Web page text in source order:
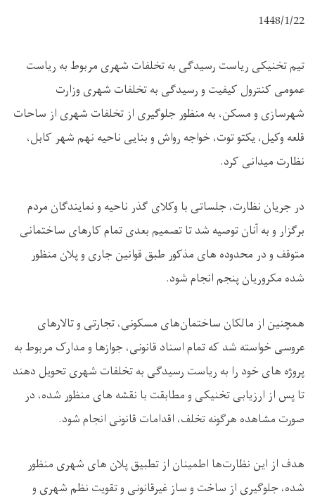
1448/1/22
تیم تخنیکی ریاست رسیدگی به تخلفات شهری مربوط به ریاست
عمومی کنترول کیفیت و رسیدگی به تخلفات شهری وزارت
شهرسازی و مسکن، به منظور جلوگیری از تخلفات شهری از ساحات
قلعه وکیل، یکتو توت، خواجه رواش و بنایی ناحیه نهم شهر کابل،
نظارت میدانی کرد.
در جریان نظارت، جلساتی با وکلای گذر ناحیه و نمایندگان مردم
برگزار و به آنان توصیه شد تا تصمیم بعدی تمام کارهای ساختمانی
متوقف و در محدوده های مذکور طبق قوانین جاری و پلان منظور
شده مکروریان پنجم انجام شود.
همچنین از مالکان ساختمان‌های مسکونی، تجارتی و تالارهای
عروسی خواسته شد که تمام اسناد قانونی، جوازها و مدارک مربوط به
پروژه های خود را به ریاست رسیدگی به تخلفات شهری تحویل دهند
تا پس از ارزیابی تخنیکی و مطابقت با نقشه های منظور شده، در
صورت مشاهده هرگونه تخلف، اقدامات قانونی انجام شود.
هدف از این نظارت‌ها اطمینان از تطبیق پلان های شهری منظور
شده، جلوگیری از ساخت و ساز غیرقانونی و تقویت نظم شهری و